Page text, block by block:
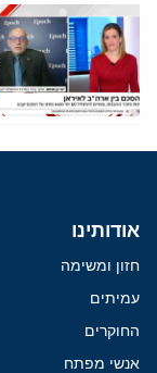
אודותינו
חזון ומשימה
עמיתים
החוקרים
אנשי מפתח